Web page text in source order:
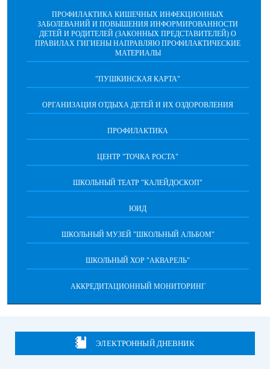
ПРОФИЛАКТИКА КИШЕЧНЫХ ИНФЕКЦИОННЫХ
ЗАБОЛЕВАНИЙ И ПОВЫШЕНИЯ ИНФОРМИРОВАННОСТИ
ДЕТЕЙ И РОДИТЕЛЕЙ (ЗАКОННЫХ ПРЕДСТАВИТЕЛЕЙ) О
ПРАВИЛАХ ГИГИЕНЫ НАПРАВЛЯЮ ПРОФИЛАКТИЧЕСКИЕ
МАТЕРИАЛЫ
"ПУШКИНСКАЯ КАРТА"
ОРГАНИЗАЦИЯ ОТДЫХА ДЕТЕЙ И ИХ ОЗДОРОВЛЕНИЯ
ПРОФИЛАКТИКА
ЦЕНТР "ТОЧКА РОСТА"
ШКОЛЬНЫЙ ТЕАТР "КАЛЕЙДОСКОП"
ЮИД
ШКОЛЬНЫЙ МУЗЕЙ "ШКОЛЬНЫЙ АЛЬБОМ"
ШКОЛЬНЫЙ ХОР "АКВАРЕЛЬ"
АККРЕДИТАЦИОННЫЙ МОНИТОРИНГ
ЭЛЕКТРОННЫЙ ДНЕВНИК